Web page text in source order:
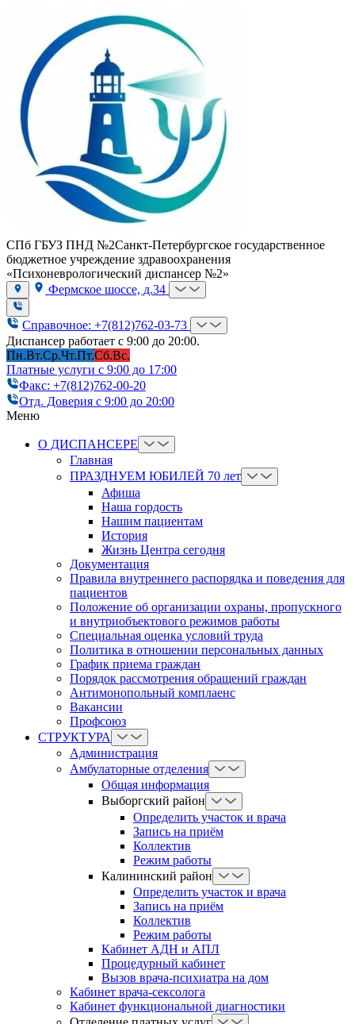
СПб ГБУЗ ПНД №2Санкт-Петербургское государственное
бюджетное учреждение здравоохранения
«Психоневрологический диспансер №2»
Фермское шоссе, д.34
Справочное: +7(812)762-03-73
Диспансер работает с 9:00 до 20:00.
Пн.Вт.Ср.Чт.Пт.Сб.Вс.
Платные услуги с 9:00 до 17:00
Факс: +7(812)762-00-20
Отд. Доверия с 9:00 до 20:00
Меню
О ДИСПАНСЕРЕ
Главная
ПРАЗДНУЕМ ЮБИЛЕЙ 70 лет
Афиша
Наша гордость
Нашим пациентам
История
Жизнь Центра сегодня
Документация
Правила внутреннего распорядка и поведения для
пациентов
Положение об организации охраны, пропускного
и внутриобъектового режимов работы
Cпециальная оценка условий труда
Политика в отношении персональных данных
График приема граждан
Порядок рассмотрения обращений граждан
Антимонопольный комплаенс
Вакансии
Профсоюз
СТРУКТУРА
Администрация
Амбулаторные отделения
Общая информация
Выборгский район
Определить участок и врача
Запись на приём
Коллектив
Режим работы
Калининский район
Определить участок и врача
Запись на приём
Коллектив
Режим работы
Кабинет АДН и АПЛ
Процедурный кабинет
Вызов врача-психиатра на дом
Кабинет врача-сексолога
Кабинет функциональной диагностики